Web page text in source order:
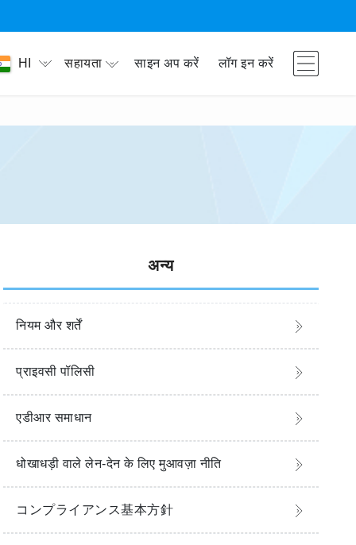
HI सहायता साइन अप करें लॉग इन करें
अन्य
नियम और शर्तें
प्राइवसी पॉलिसी
एडीआर समाधान
धोखाधड़ी वाले लेन-देन के लिए मुआवज़ा नीति
コンプライアンス基本方針